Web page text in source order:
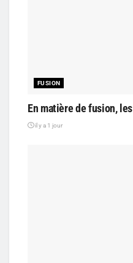
FUSION
En matière de fusion,
il y a 1 jour